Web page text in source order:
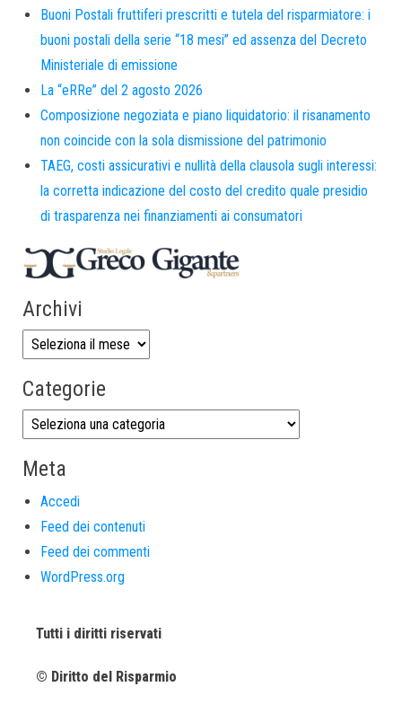
Buoni Postali fruttiferi prescritti e tutela del risparmiatore: i
buoni postali della serie “18 mesi” ed assenza del Decreto
Ministeriale di emissione
La “eRRe” del 2 agosto 2026
Composizione negoziata e piano liquidatorio: il risanamento
non coincide con la sola dismissione del patrimonio
TAEG, costi assicurativi e nullità della clausola sugli interessi:
la corretta indicazione del costo del credito quale presidio
di trasparenza nei finanziamenti ai consumatori
Archivi
Categorie
Meta
Accedi
Feed dei contenuti
Feed dei commenti
WordPress.org
Tutti i diritti riservati
© Diritto del Risparmio